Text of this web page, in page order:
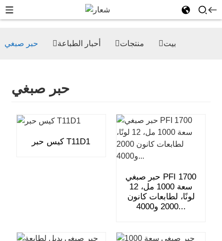
بيت منتجات أحبار الطباعة حبر صبغي
حبر صبغي
كيس حبر T11D1
حبر صبغي PFI 1700
سعة 1000 مل، 12
لونًا، لطابعات كانون
2000 و4000...